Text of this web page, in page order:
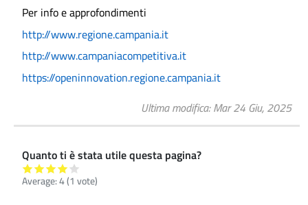
Per info e approfondimenti
http://www.regione.campania.it
http://www.campaniacompetitiva.it
https://openinnovation.regione.campania.it
Ultima modifica Mar 24 Giu, 2025
Quanto ti è stata utile questa pagina?
Average:4(1 vote)